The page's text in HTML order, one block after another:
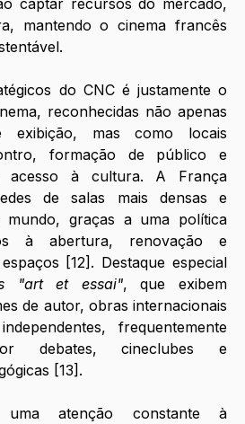
mantendo o cinema francês
do CNC é justamente o
reconhecidas não apenas
exibição, mas como locais
formação de público e
acesso à cultura. A França
de salas mais densas e
mundo, graças a uma política
à abertura, renovação e
[12]. Destaque especial
"art et essai", que exibem
de autor, obras internacionais
frequentemente
debates, cineclubes e
[13].
atenção constante à